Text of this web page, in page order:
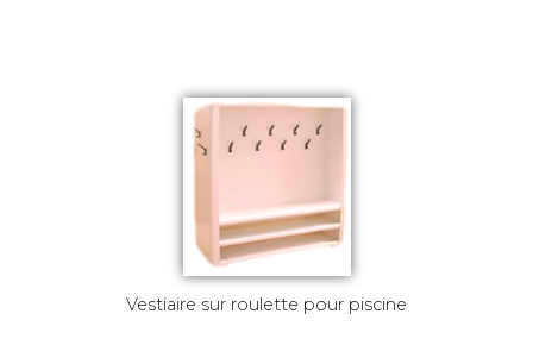
Vestiaire sur roulette pour piscine